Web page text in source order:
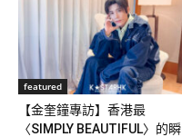
featured
【金奎鐘專訪】香港最
〈SIMPLY BEAUTIFUL〉的瞬